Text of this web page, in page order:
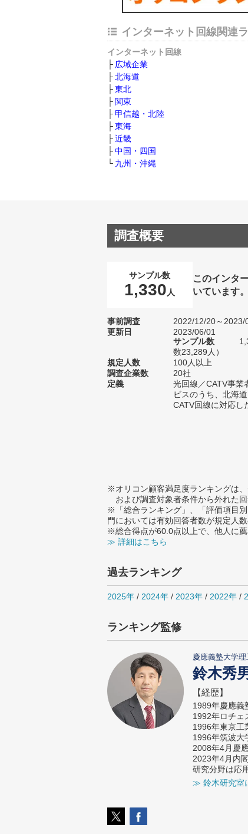
インターネット回線関連
インターネット回線
広域企業
北海道
東北
関東
甲信越・北陸
東海
近畿
中国・四国
九州・沖縄
調査概要
サンプル数
1,330 人
このインタ
いています。
事前調査
2022/12/20～2023/
更新日
2023/06/01
サンプル数
数23,289人）
規定人数
100人以上
調査企業数
20社
定義
光回線／CATV事業
ビスのうち、北海
CATV回線に対応し
※オリコン顧客満足度ランキングは
および調査対象者条件から外れた回
※「総合ランキング」、「評価項目
門においては有効回答者数が規定人
※総合得点が60.0点以上で、他人に
≫ 詳細はこちら
過去ランキング
2025年 / 2024年 / 2023年 / 2022年 /
ランキング監修
慶應義塾大学
鈴木秀
【経歴】
1989年慶應義
1992年ロチェ
1996年東京工
1996年筑波大
2008年4月慶
2023年4月内
研究分野は応
≫ 鈴木研究室